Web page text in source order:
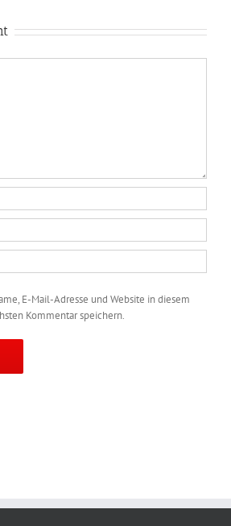
E-Mail-Adresse und Website in diesem
Kommentar speichern.